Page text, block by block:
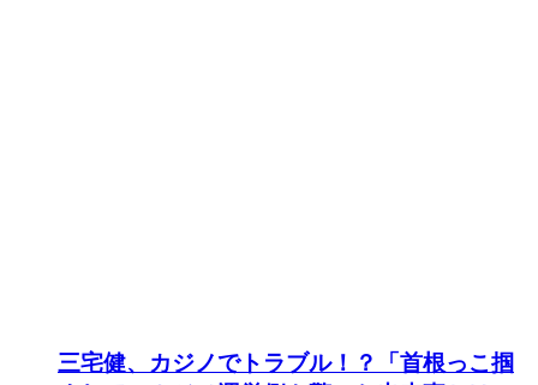
三宅健、カジノでトラブル！？「首根っこ掴